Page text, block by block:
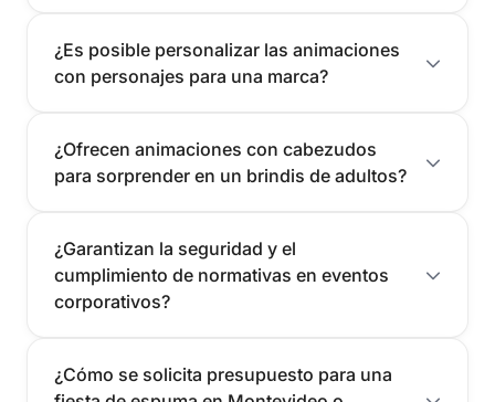
¿Es posible personalizar las animaciones
con personajes para una marca?
¿Ofrecen animaciones con cabezudos
para sorprender en un brindis de adultos?
¿Garantizan la seguridad y el
cumplimiento de normativas en eventos
corporativos?
¿Cómo se solicita presupuesto para una